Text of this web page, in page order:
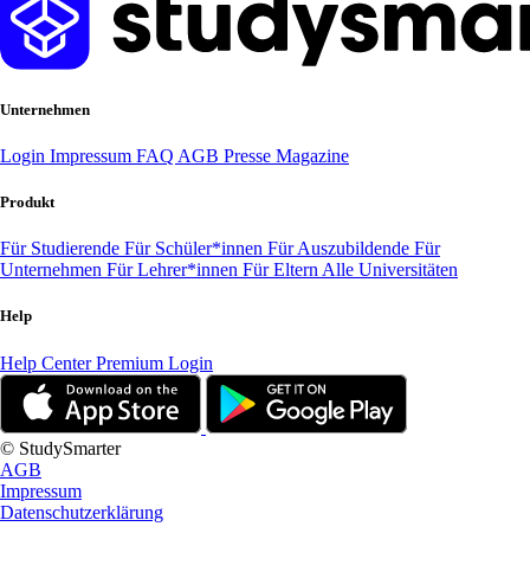
Unternehmen
Login Impressum FAQ AGB Presse Magazine
Produkt
Für Studierende Für Schüler*innen Für Auszubildende Für
Unternehmen Für Lehrer*innen Für Eltern Alle Universitäten
Help
Help CenterPremium Login
© StudySmarter
AGB
Impressum
Datenschutzerklärung